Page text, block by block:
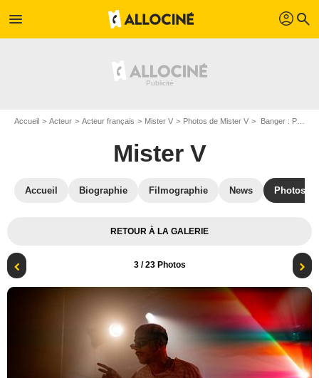
menu profil search
Accueil Acteur Acteur français Mister V Photos de Mister V Banger : Photo Mister V
Mister V
Accueil Biographie Filmographie News Photos
RETOUR À LA GALERIE
3/ 23 Photos